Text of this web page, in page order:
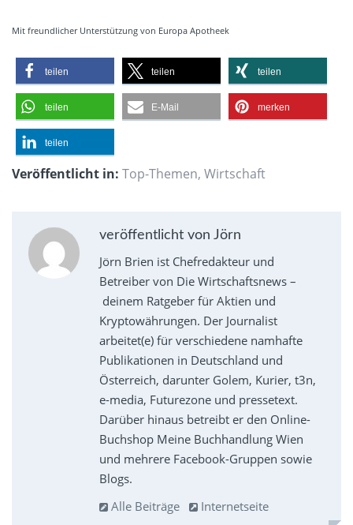
Mit freundlicher Unterstützung von Europa Apotheek
teilen teilen teilen
teilen E-Mail merken
teilen
Veröffentlicht in: Top-Themen, Wirtschaft
veröffentlicht von Jörn
Jörn Brien ist Chefredakteur und
Betreiber von Die Wirtschaftsnews –
deinem Ratgeber für Aktien und
Kryptowährungen. Der Journalist
arbeitet(e) für verschiedene namhafte
Publikationen in Deutschland und
Österreich, darunter Golem, Kurier, t3n,
e-media, Futurezone und pressetext.
Darüber hinaus betreibt er den Online-
Buchshop Meine Buchhandlung Wien
und mehrere Facebook-Gruppen sowie
Blogs.
Alle Beiträge
Internetseite